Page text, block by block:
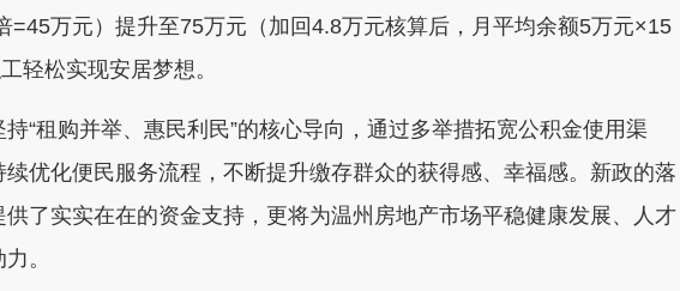
=45万元）提升至75万元（加回4.8万元核算后，月平均余额5万元×15
轻松实现安居梦想。
“租购并举、惠民利民”的核心导向，通过多举措拓宽公积金使用渠
优化便民服务流程，不断提升缴存群众的获得感、幸福感。新政的落
了实实在在的资金支持，更将为温州房地产市场平稳健康发展、人才
。